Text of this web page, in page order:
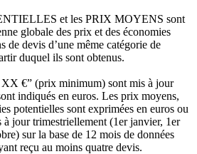
et les PRIX MOYENS sont
globale des prix et des économies
de devis d’une même catégorie de
duquel ils sont obtenus.
€” (prix minimum) sont mis à jour
indiqués en euros. Les prix moyens,
potentielles sont exprimées en euros ou
à jour trimestriellement (1er janvier, 1er
sur la base de 12 mois de données
reçu au moins quatre devis.